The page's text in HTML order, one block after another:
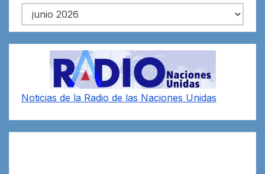
Archivos
Noticias de la Radio de las Naciones Unidas